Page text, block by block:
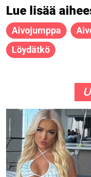
Lue lisää
Aivojumppa
Löydätkö